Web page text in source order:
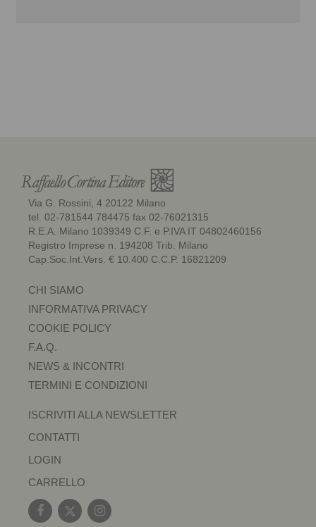
Via G. Rossini, 4 20122 Milano
tel. 02-781544 784475 fax 02-76021315
R.E.A. Milano 1039349 C.F. e P.IVA IT 04802460156
Registro Imprese n. 194208 Trib. Milano
Cap.Soc.Int.Vers. € 10.400 C.C.P. 16821209
CHI SIAMO
INFORMATIVA PRIVACY
COOKIE POLICY
F.A.Q.
NEWS & INCONTRI
TERMINI E CONDIZIONI
ISCRIVITI ALLA NEWSLETTER
CONTATTI
LOGIN
CARRELLO